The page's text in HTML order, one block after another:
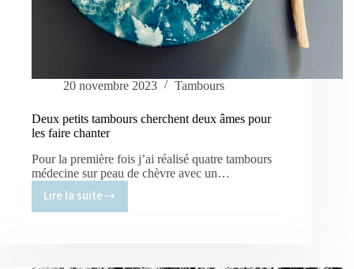
20 novembre 2023 Tambours
Deux petits tambours cherchent deux âmes pour
les faire chanter
Pour la première fois j’ai réalisé quatre tambours
médecine sur peau de chèvre avec un…
Lire la suite
Deux